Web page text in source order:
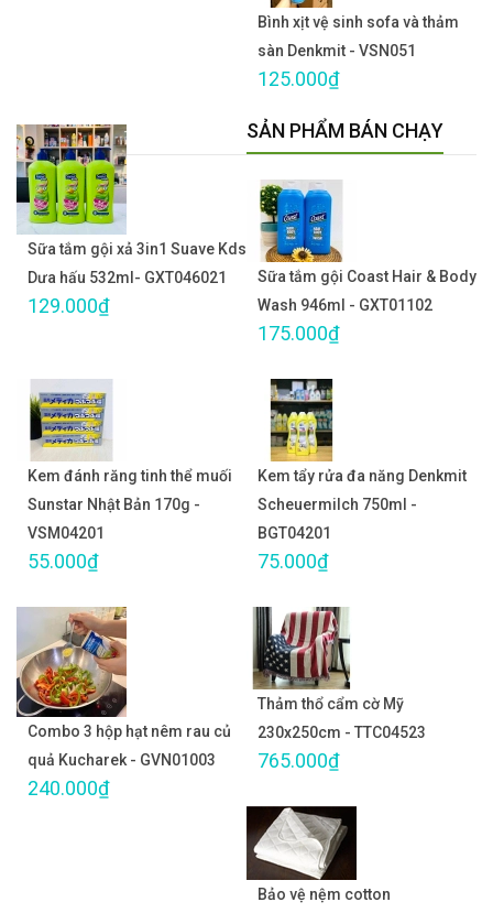
Bình xịt vệ sinh sofa và thảm
sàn Denkmit - VSN051
125.000₫
Sữa tắm gội xả 3in1 Suave Kds
Dưa hấu 532ml- GXT046021
129.000₫
SẢN PHẨM BÁN CHẠY
Sữa tắm gội Coast Hair & Body
Wash 946ml - GXT01102
175.000₫
Kem đánh răng tinh thể muối
Sunstar Nhật Bản 170g -
VSM04201
55.000₫
Kem tẩy rửa đa năng Denkmit
Scheuermilch 750ml -
BGT04201
75.000₫
Combo 3 hộp hạt nêm rau củ
quả Kucharek - GVN01003
240.000₫
Thảm thổ cẩm cờ Mỹ
230x250cm - TTC04523
765.000₫
Bảo vệ nệm cotton